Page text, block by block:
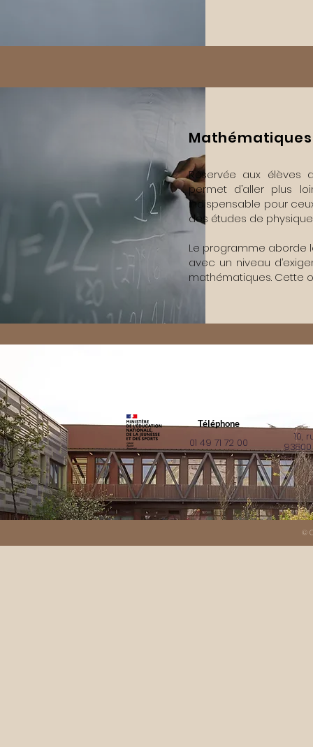
Réservée aux élèves
permet d’aller plus
indispensable pour
des études de
Le programme aborde
avec un niveau
mathématiques. Cette
Téléphone
01 49 71 72 00 10,
©